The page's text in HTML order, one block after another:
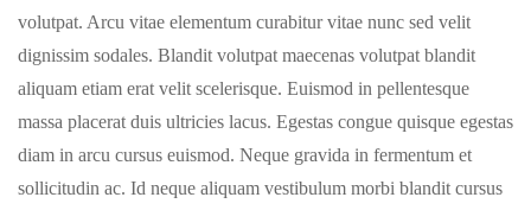
volutpat. Arcu vitae elementum curabitur vitae nunc sed velit
dignissim sodales. Blandit volutpat maecenas volutpat blandit
aliquam etiam erat velit scelerisque. Euismod in pellentesque
massa placerat duis ultricies lacus. Egestas congue quisque egestas
diam in arcu cursus euismod. Neque gravida in fermentum et
sollicitudin ac. Id neque aliquam vestibulum morbi blandit cursus